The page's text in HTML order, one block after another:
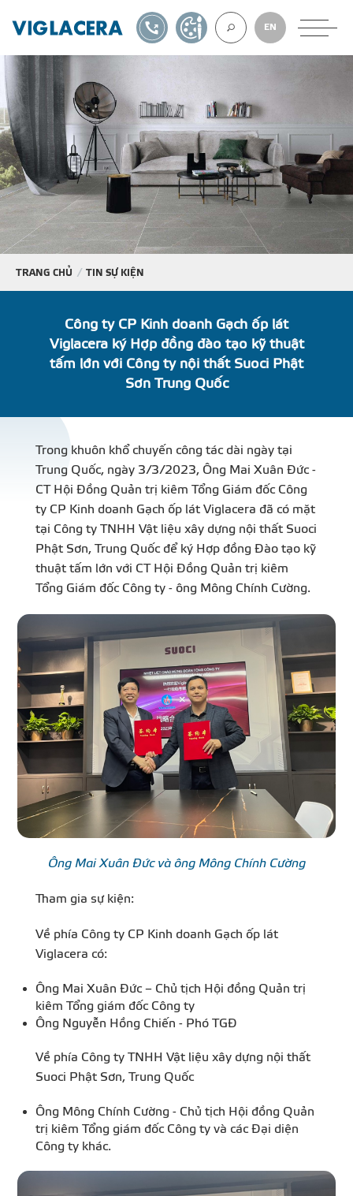
GẠCH ỐP LÁT
BÊ TÔNG KHÍ
THƯ
TIN SỰ KIỆN
LIÊN HỆ - TƯ
EN
1900561582TỰ THIẾT KẾ
TRANG CHỦ TIN SỰ KIỆN
Công ty CP Kinh doanh Gạch ốp lát
Viglacera ký Hợp đồng đào tạo kỹ thuật
tấm lớn với Công ty nội thất Suoci Phật
Sơn Trung Quốc
Trong khuôn khổ chuyến công tác dài ngày tại
Trung Quốc, ngày 3/3/2023, Ông Mai Xuân Đức -
CT Hội Đồng Quản trị kiêm Tổng Giám đốc Công
ty CP Kinh doanh Gạch ốp lát Viglacera đã có mặt
tại Công ty TNHH Vật liệu xây dựng nội thất Suoci
Phật Sơn, Trung Quốc để ký Hợp đồng Đào tạo kỹ
thuật tấm lớn với CT Hội Đồng Quản trị kiêm
Tổng Giám đốc Công ty - ông Mông Chính Cường.
Ông Mai Xuân Đức và ông Mông Chính Cường
Tham gia sự kiện:
Về phía Công ty CP Kinh doanh Gạch ốp lát
Viglacera có:
Ông Mai Xuân Đức – Chủ tịch Hội đồng Quản trị
kiêm Tổng giám đốc Công ty
Ông Nguyễn Hồng Chiến - Phó TGĐ
Về phía Công ty TNHH Vật liệu xây dựng nội thất
Suoci Phật Sơn, Trung Quốc
Ông Mông Chính Cường - Chủ tịch Hội đồng Quản
trị kiêm Tổng giám đốc Công ty và các Đại diện
Công ty khác.